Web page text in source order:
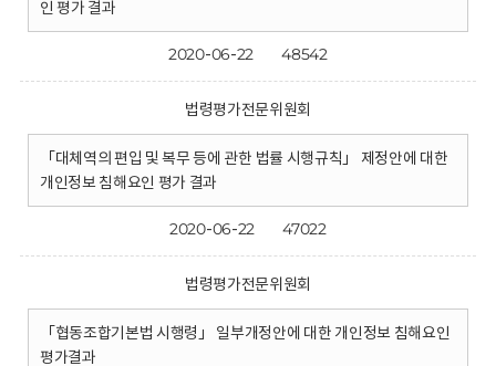
인 평가 결과
2020-06-22 48542
법령평가전문위원회
「대체역의 편입 및 복무 등에 관한 법률 시행규칙」 제정안에 대한
개인정보 침해요인 평가 결과
2020-06-22 47022
법령평가전문위원회
「협동조합기본법 시행령」 일부개정안에 대한 개인정보 침해요인
평가결과